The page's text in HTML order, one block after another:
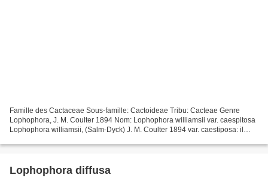
Famille des Cactaceae Sous-famille: Cactoideae Tribu: Cacteae Genre
Lophophora, J. M. Coulter 1894 Nom: Lophophora williamsii var. caespitosa
Lophophora williamsii, (Salm-Dyck) J. M. Coulter 1894 var. caestiposa: il
Lophophora diffusa